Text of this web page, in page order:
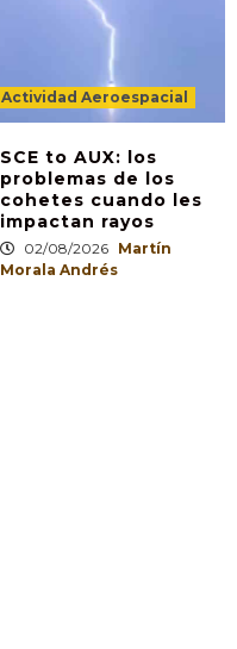
Actividad Aeroespacial
SCE to AUX: los
problemas de los
cohetes cuando les
impactan rayos
02/08/2026 Martín
Morala Andrés